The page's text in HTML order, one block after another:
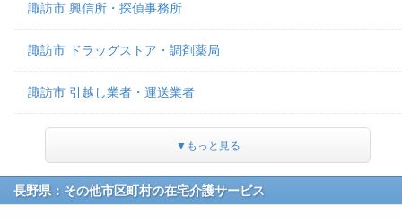
諏訪市 興信所・探偵事務所
諏訪市 ドラッグストア・調剤薬局
諏訪市 引越し業者・運送業者
▼もっと見る
長野県：その他市区町村の在宅介護サービス